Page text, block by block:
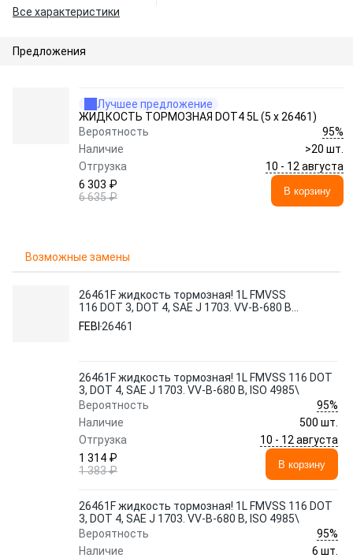
Все характеристики
Предложения
Лучшее предложение
ЖИДКОСТЬ ТОРМОЗНАЯ DOT4 5L (5 x 26461)
Вероятность
95%
Наличие
>20 шт.
Отгрузка
10 - 12 августа
6 303 ₽
6 635 ₽
В корзину
Возможные замены
26461F жидкость тормозная! 1L FMVSS
116 DOT 3, DOT 4, SAE J 1703. VV-B-680 B,
ISO 4985\
FEBI 26461
26461F жидкость тормозная! 1L FMVSS 116 DOT
3, DOT 4, SAE J 1703. VV-B-680 B, ISO 4985\
Вероятность
95%
Наличие
500 шт.
Отгрузка
10 - 12 августа
1 314 ₽
1 383 ₽
В корзину
26461F жидкость тормозная! 1L FMVSS 116 DOT
3, DOT 4, SAE J 1703. VV-B-680 B, ISO 4985\
Вероятность
95%
Наличие
6 шт.